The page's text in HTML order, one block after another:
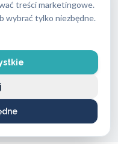
treści marketingowe.
wybrać tylko niezbędne.
chroni Twój
jest podczas
warto wiedzieć,
telefonu do